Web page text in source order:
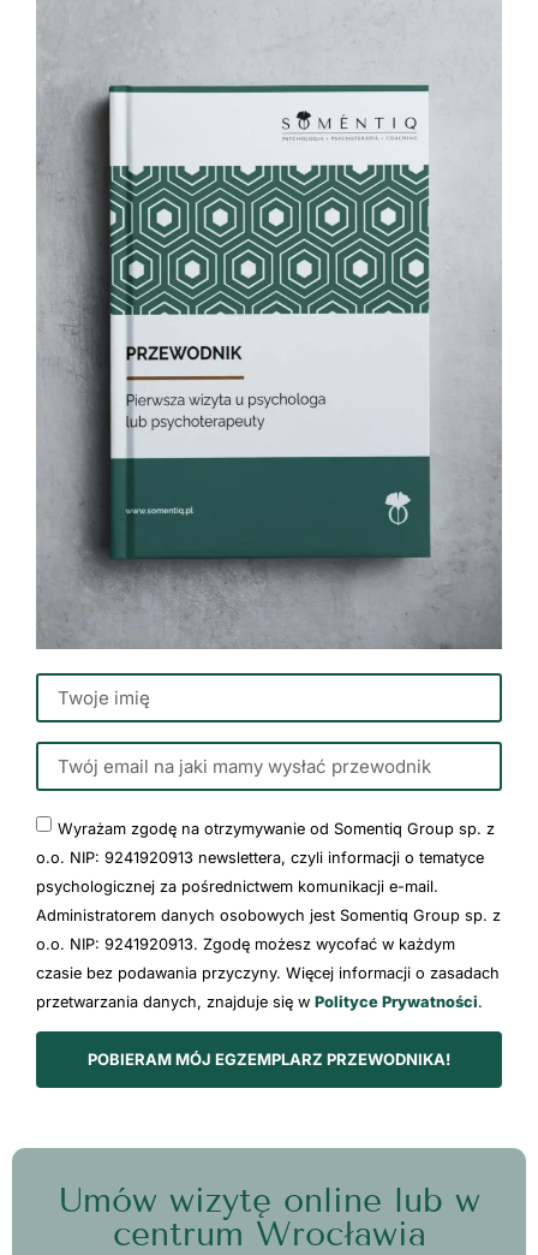
Wyrażam zgodę na otrzymywanie od Somentiq Group sp. z
o.o. NIP: 9241920913 newslettera, czyli informacji o tematyce
psychologicznej za pośrednictwem komunikacji e-mail.
Administratorem danych osobowych jest Somentiq Group sp. z
o.o. NIP: 9241920913. Zgodę możesz wycofać w każdym
czasie bez podawania przyczyny. Więcej informacji o zasadach
przetwarzania danych, znajduje się w Polityce Prywatności.
POBIERAM MÓJ EGZEMPLARZ PRZEWODNIKA!
Umów wizytę online lub w
centrum Wrocławia